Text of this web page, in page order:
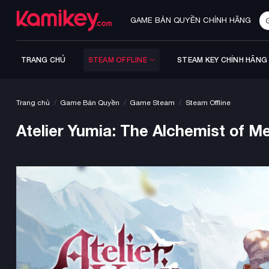
GAME BẢN QUYỀN CHÍNH HÃNG
Tìm
TRANG CHỦ STEAM OFFLINE STEAM KEY CHÍNH HÃNG
Trang chủ / Game Bản Quyền / Game Steam / Steam Offline
Atelier Yumia: The Alchemist of